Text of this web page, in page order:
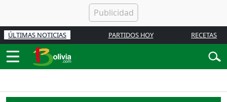
ÚLTIMAS NOTICIAS PARTIDOS HOY RECETAS